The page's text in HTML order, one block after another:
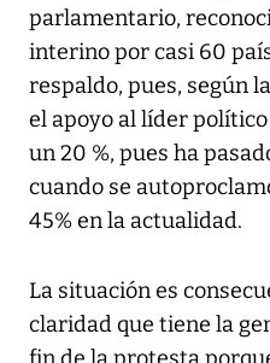
parlamentario,
interino por casi 60
respaldo, pues, según
el apoyo al líder
un 20 %, pues ha
cuando se
45% en la actualidad.
La situación es
claridad que tiene la